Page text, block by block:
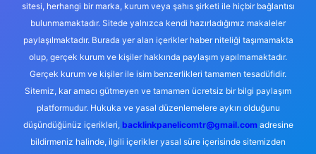
sitesi, herhangi bir marka, kurum veya şahıs şirketi ile hiçbir bağlantısı
bulunmamaktadır. Sitede yalnızca kendi hazırladığımız makaleler
paylaşılmaktadır. Burada yer alan içerikler haber niteliği taşımamakta
olup, gerçek kurum ve kişiler hakkında paylaşım yapılmamaktadır.
Gerçek kurum ve kişiler ile isim benzerlikleri tamamen tesadüfidir.
Sitemiz, kar amacı gütmeyen ve tamamen ücretsiz bir bilgi paylaşım
platformudur. Hukuka ve yasal düzenlemelere aykırı olduğunu
düşündüğünüz içerikleri, backlinkpanelicomtr@gmail.comadresine
bildirmeniz halinde, ilgili içerikler yasal süre içerisinde sitemizden